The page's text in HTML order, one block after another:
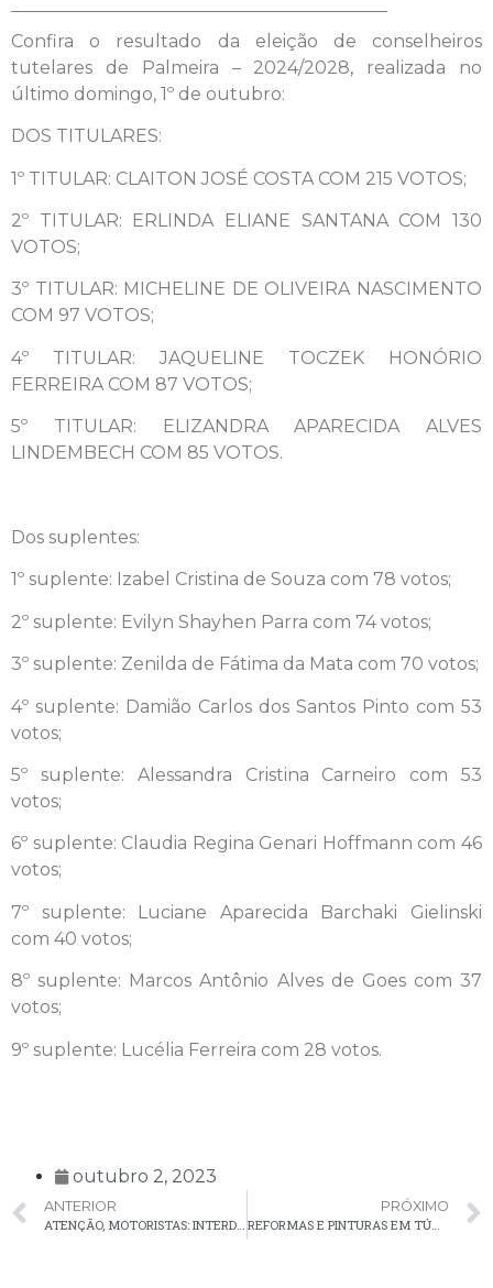
Confira o resultado da eleição de conselheiros
tutelares de Palmeira – 2024/2028, realizada no
último domingo, 1º de outubro:
DOS TITULARES:
1º TITULAR: CLAITON JOSÉ COSTA COM 215 VOTOS;
2º TITULAR: ERLINDA ELIANE SANTANA COM 130
VOTOS;
3º TITULAR: MICHELINE DE OLIVEIRA NASCIMENTO
COM 97 VOTOS;
4º TITULAR: JAQUELINE TOCZEK HONÓRIO
FERREIRA COM 87 VOTOS;
5º TITULAR: ELIZANDRA APARECIDA ALVES
LINDEMBECH COM 85 VOTOS.
Dos suplentes:
1º suplente: Izabel Cristina de Souza com 78 votos;
2º suplente: Evilyn Shayhen Parra com 74 votos;
3º suplente: Zenilda de Fátima da Mata com 70 votos;
4º suplente: Damião Carlos dos Santos Pinto com 53
votos;
5º suplente: Alessandra Cristina Carneiro com 53
votos;
6º suplente: Claudia Regina Genari Hoffmann com 46
votos;
7º suplente: Luciane Aparecida Barchaki Gielinski
com 40 votos;
8º suplente: Marcos Antônio Alves de Goes com 37
votos;
9º suplente: Lucélia Ferreira com 28 votos.
outubro 2, 2023
ANTERIOR
PRÓXIMO
REFORMAS E PINTURAS EM TÚMULOS NO CEMITÉRIO MUNICIPAL DEVEM OCORRER ATÉ O DIA 20 DE OUTUBRO